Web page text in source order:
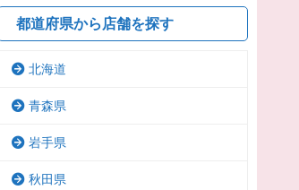
都道府県から店舗を探す
北海道
青森県
岩手県
秋田県